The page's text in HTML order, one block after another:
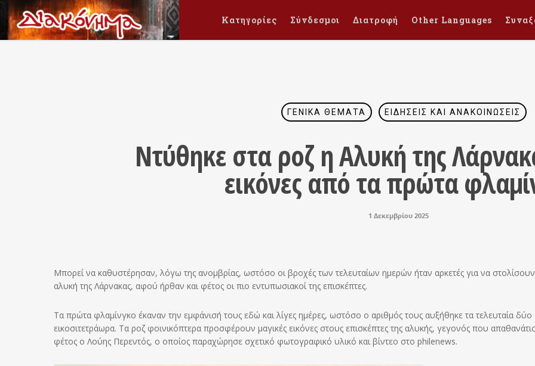
Κατηγορίες Σύνδεσμοι Διατροφή Other Languages
ΓΕΝΙΚΆ ΘΈΜΑΤΑ ΕΙΔΉΣΕΙΣ ΚΑΙ ΑΝΑΚΟΙΝΏΣΕΙΣ
Ντύθηκε στα ροζ η Αλυκή της
εικόνες από τα πρώτα
1 Δεκεμβρίου 2025
Μπορεί να καθυστέρησαν, λόγω της ανομβρίας, ωστόσο οι βροχές των τελευταίων ημερών ήταν αρκετές για να
αλυκή της Λάρνακας, αφού ήρθαν και φέτος οι πιο εντυπωσιακοί της επισκέπτες.
Τα πρώτα φλαμίνγκο έκαναν την εμφάνισή τους εδώ και λίγες ημέρες, ωστόσο ο αριθμός τους αυξήθηκε τα τελευταία δύο
εικοσιτετράωρα. Τα ροζ φοινικόπτερα προσφέρουν μαγικές εικόνες στους επισκέπτες της αλυκής, γεγονός που
φέτος ο Λούης Περεντός, ο οποίος παραχώρησε σχετικό φωτογραφικό υλικό και βίντεο στο philenews.